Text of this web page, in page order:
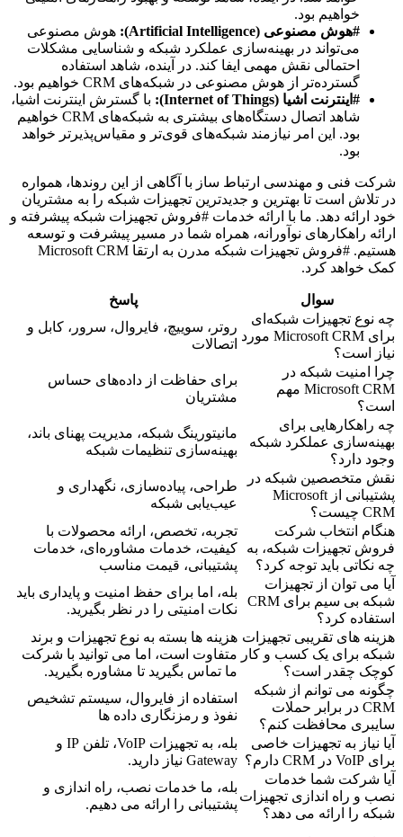
خواهیم بود.
#هوش مصنوعی (Artificial Intelligence):
هوش مصنوعی
می‌تواند در بهینه‌سازی عملکرد شبکه و شناسایی مشکلات
احتمالی نقش مهمی ایفا کند. در آینده، شاهد استفاده
گسترده‌تر از هوش مصنوعی در شبکه‌های CRM خواهیم بود.
#اینترنت اشیا (Internet of Things):
با گسترش اینترنت اشیا،
شاهد اتصال دستگاه‌های بیشتری به شبکه‌های CRM خواهیم
بود. این امر نیازمند شبکه‌های قوی‌تر و مقیاس‌پذیرتر خواهد
بود.
شرکت فنی و مهندسی ارتباط ساز با آگاهی از این روندها، همواره
در تلاش است تا بهترین و جدیدترین تجهیزات شبکه را به مشتریان
خود ارائه دهد. ما با ارائه خدمات #فروش تجهیزات شبکه پیشرفته و
ارائه راهکارهای نوآورانه، همراه شما در مسیر پیشرفت و توسعه
هستیم. #فروش تجهیزات شبکه مدرن به ارتقا Microsoft CRM
کمک خواهد کرد.
سوال
پاسخ
چه نوع تجهیزات شبکه‌ای
برای Microsoft CRM مورد
نیاز است؟
روتر، سوییچ، فایروال، سرور، کابل و
اتصالات
چرا امنیت شبکه در
Microsoft CRM مهم
است؟
برای حفاظت از داده‌های حساس
مشتریان
چه راهکارهایی برای
بهینه‌سازی عملکرد شبکه
وجود دارد؟
مانیتورینگ شبکه، مدیریت پهنای باند،
بهینه‌سازی تنظیمات شبکه
نقش متخصصین شبکه در
پشتیبانی از Microsoft
CRM چیست؟
طراحی، پیاده‌سازی، نگهداری و
عیب‌یابی شبکه
هنگام انتخاب شرکت
فروش تجهیزات شبکه، به
چه نکاتی باید توجه کرد؟
تجربه، تخصص، ارائه محصولات با
کیفیت، خدمات مشاوره‌ای، خدمات
پشتیبانی، قیمت مناسب
آیا می توان از تجهیزات
شبکه بی سیم برای CRM
استفاده کرد؟
بله، اما برای حفظ امنیت و پایداری باید
نکات امنیتی را در نظر بگیرید.
هزینه های تقریبی تجهیزات
شبکه برای یک کسب و کار
کوچک چقدر است؟
هزینه ها بسته به نوع تجهیزات و برند
متفاوت است، اما می توانید با شرکت
ما تماس بگیرید تا مشاوره بگیرید.
چگونه می توانم از شبکه
CRM در برابر حملات
سایبری محافظت کنم؟
استفاده از فایروال، سیستم تشخیص
نفوذ و رمزنگاری داده ها
آیا نیاز به تجهیزات خاصی
برای VoIP در CRM دارم؟
بله، به تجهیزات VoIP، تلفن IP و
Gateway نیاز دارید.
آیا شرکت شما خدمات
نصب و راه اندازی تجهیزات
شبکه را ارائه می دهد؟
بله، ما خدمات نصب، راه اندازی و
پشتیبانی را ارائه می دهیم.